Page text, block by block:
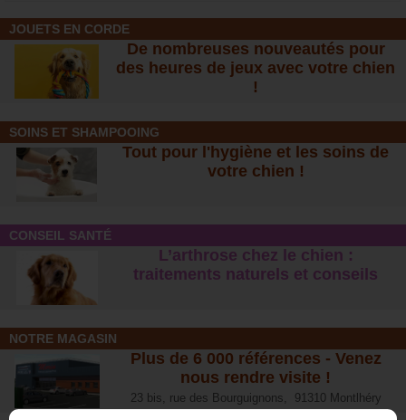
JOUETS EN CORDE
De nombreuses nouveautés pour
des heures de jeux avec votre chien
!
SOINS ET SHAMPOOING
Tout pour l'hygiène et les soins de
votre chien !
CONSEIL SANTÉ
L’arthrose chez le chien :
traitements naturels et conseil s
NOTRE MAGASIN
Plus de 6 000 références - Venez
nous rendre visite !
23 bis, rue des Bourguignons, 91310 Montlhéry